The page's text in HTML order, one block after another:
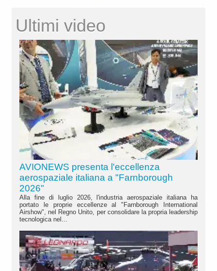
Ultimi video
AVIONEWS presenta l'eccellenza
aerospaziale italiana a "Farnborough
2026"
Alla fine di luglio 2026, l'industria aerospaziale italiana ha
portato le proprie eccellenze al "Farnborough International
Airshow", nel Regno Unito, per consolidare la propria leadership
tecnologica nel...